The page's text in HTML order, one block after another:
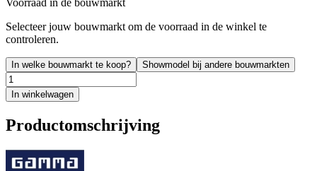
Selecteer jouw bouwmarkt om de voorraad in de winkel te
controleren.
In welke bouwmarkt te koop? Showmodel bij andere bouwmarkten
In winkelwagen
Productomschrijving